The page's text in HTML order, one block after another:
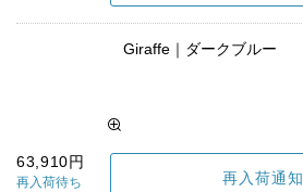
Giraffe｜ダークブルー
63,910円
再入荷待ち 再入荷通知